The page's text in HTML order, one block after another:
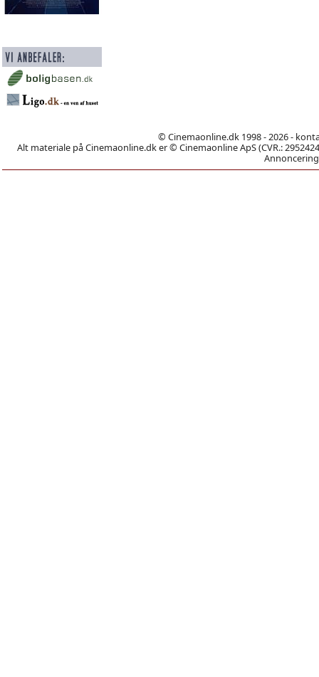
© Cinemaonline.dk 1998 - 2026 -
Alt materiale på Cinemaonline.dk er © Cinemaonline ApS (CVR.: